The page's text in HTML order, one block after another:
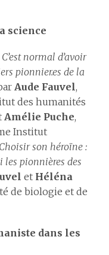
science
C’est normal d’avoir
pionnier.es de la
Aude Fauvel,
des humanités
Amélie Puche,
Institut
Choisir son héroïne :
les pionnières des
et Héléna
de biologie et de
dans les